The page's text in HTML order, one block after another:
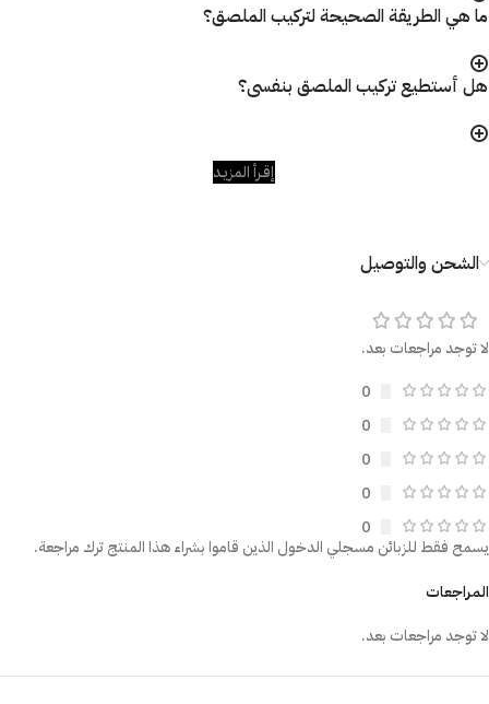
ما هي الطريقة الصحيحة لتركيب الملصق؟
هل أستطيع تركيب الملصق بنفسى؟
إقـرأ المزيـد
الشحن والتوصيل
لا توجد مراجعات بعد.
0
0
0
0
0
المراجعات
لا توجد مراجعات بعد.
يسمح فقط للزبائن مسجلي الدخول الذين قاموا بشراء هذا المنتج ترك مراجعة.